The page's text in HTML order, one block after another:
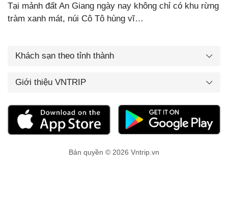
Tại mảnh đất An Giang ngày nay không chỉ có khu rừng
tràm xanh mát, núi Cô Tô hùng vĩ…
Khách sạn theo tỉnh thành
Giới thiệu VNTRIP
Bản quyền © 2026 Vntrip.vn